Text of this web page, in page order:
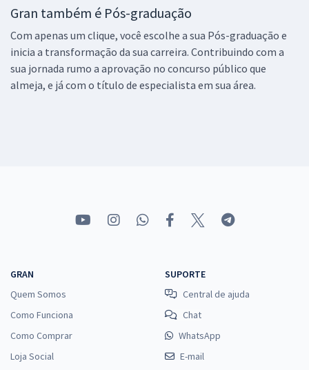
Gran também é Pós-graduação
Com apenas um clique, você escolhe a sua Pós-graduação e
inicia a transformação da sua carreira. Contribuindo com a
sua jornada rumo a aprovação no concurso público que
almeja, e já com o título de especialista em sua área.
GRAN
Quem Somos
Como Funciona
Como Comprar
Loja Social
SUPORTE
Central de ajuda
Chat
WhatsApp
E-mail